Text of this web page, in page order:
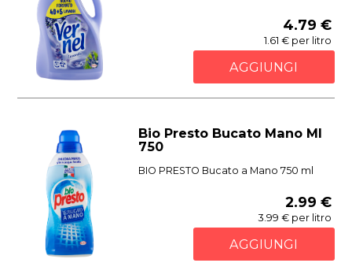
4.79 €
1.61 € per litro
AGGIUNGI
Bio Presto Bucato Mano Ml
750
BIO PRESTO Bucato a Mano 750 ml
2.99 €
3.99 € per litro
AGGIUNGI